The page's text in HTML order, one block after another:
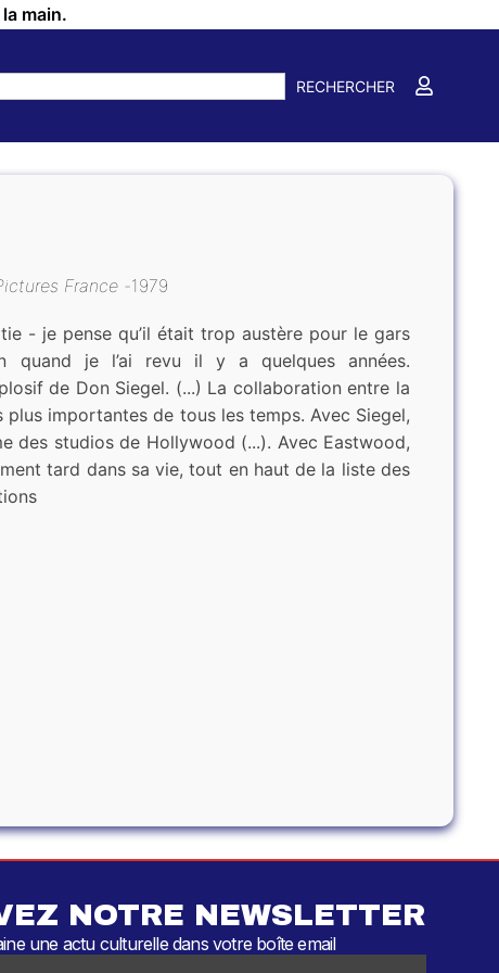
main.
RECHERCHER
France 1979
- je pense qu’il était trop austère pour le gars
je l’ai revu il y a quelques années.
de Don Siegel. (...) La collaboration entre la
importantes de tous les temps. Avec Siegel,
des studios de Hollywood (...). Avec Eastwood,
tard dans sa vie, tout en haut de la liste des
NOTRE NEWSLETTER
une actu culturelle dans votre boîte email